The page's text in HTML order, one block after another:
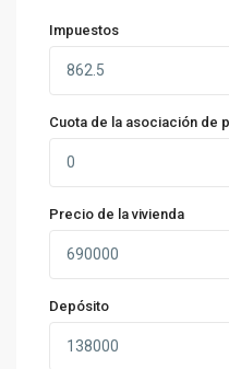
Impuestos
Cuota de la asociación de
Precio de la vivienda
Depósito